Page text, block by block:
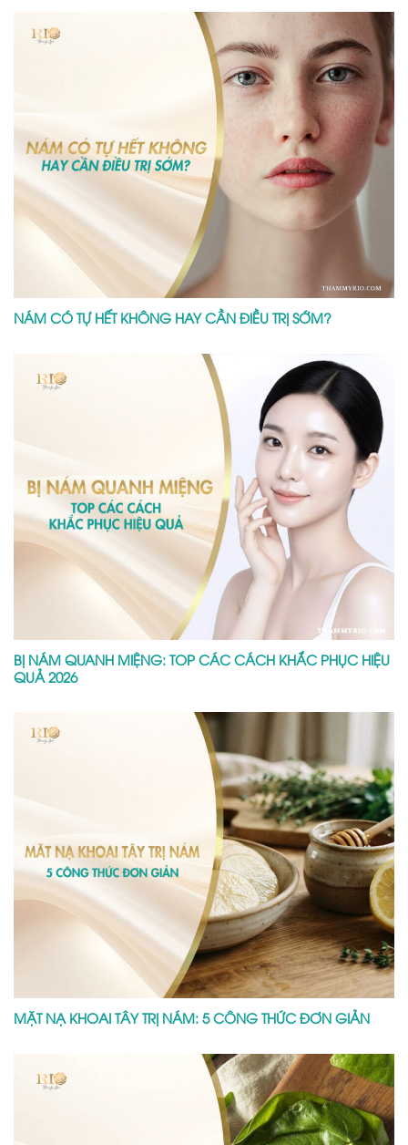
NÁM CÓ TỰ HẾT KHÔNG HAY CẦN ĐIỀU TRỊ SỚM?
BỊ NÁM QUANH MIỆNG: TOP CÁC CÁCH KHẮC PHỤC HIỆU
QUẢ 2026
MẶT NẠ KHOAI TÂY TRỊ NÁM: 5 CÔNG THỨC ĐƠN GIẢN